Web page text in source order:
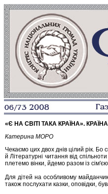
«Є НА СВІТІ ТАКА КРАЇНА».
Катерина МОРО
Чекаємо цих двох днів цілий рік.
й Літературні читання від
плетемо вінки, йдемо разом із
Для дітей на особливому
також послухати казки, оповідки,